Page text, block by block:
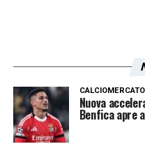
CALCIOMERCATO
Nuova
Benfica apre